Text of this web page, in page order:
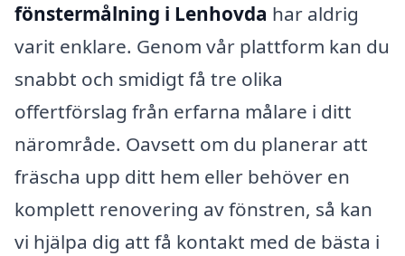
fönstermålning i Lenhovda har aldrig
varit enklare. Genom vår plattform kan du
snabbt och smidigt få tre olika
offertförslag från erfarna målare i ditt
närområde. Oavsett om du planerar att
fräscha upp ditt hem eller behöver en
komplett renovering av fönstren, så kan
vi hjälpa dig att få kontakt med de bästa i